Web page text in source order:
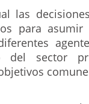
las
para asumir
del sector